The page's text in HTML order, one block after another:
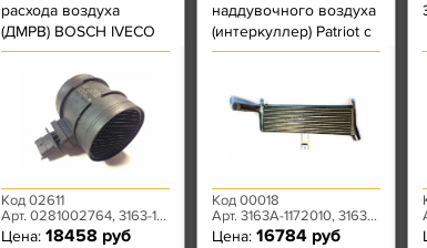
расхода воздуха
(ДМРВ) BOSCH IVEСO
Код 02611
Арт. 0281002764, 3163-10-3877010-00
Цена: 18458 руб
наддувочного воздуха
(интеркуллер) Patriot с
двигателем IVECO
Код 00018
Арт. 3163А-1172010, 3163-10-1173050-00
Цена: 16784 руб